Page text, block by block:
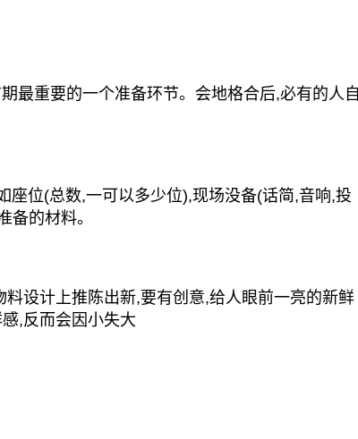
重要的一个准备环节。会地格合后,必有的人自
位(总数,一可以多少位),现场没备(话简,音响,投
备的材料。
设计上推陈出新,要有创意,给人眼前一亮的新鲜
,反而会因小失大